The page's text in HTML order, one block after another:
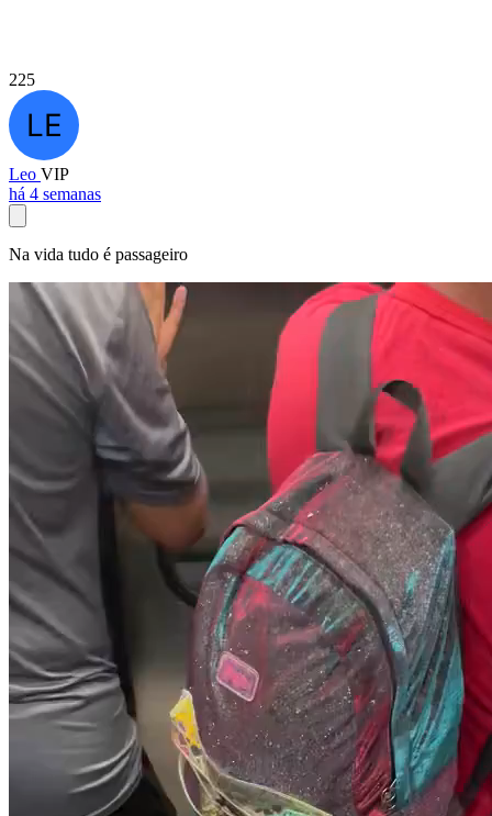
225
Leo VIP
há 4 semanas
Na vida tudo é passageiro